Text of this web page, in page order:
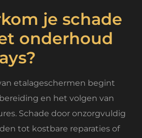
je schade
onderhoud
etalageschermen begint
en het volgen van
Schade door onzorgvuldig
tot kostbare reparaties of